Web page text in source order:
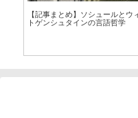
【記事まとめ】ソシュールとウ
トゲンシュタインの言語哲学